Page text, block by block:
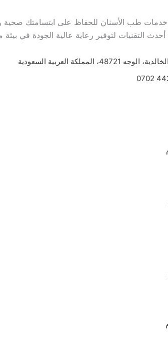
طب الأسنان للحفاظ على ابتسامتك صحية
التقنيات لتوفير رعاية عالية الجودة في بيئة
المملكة العربية السعودية